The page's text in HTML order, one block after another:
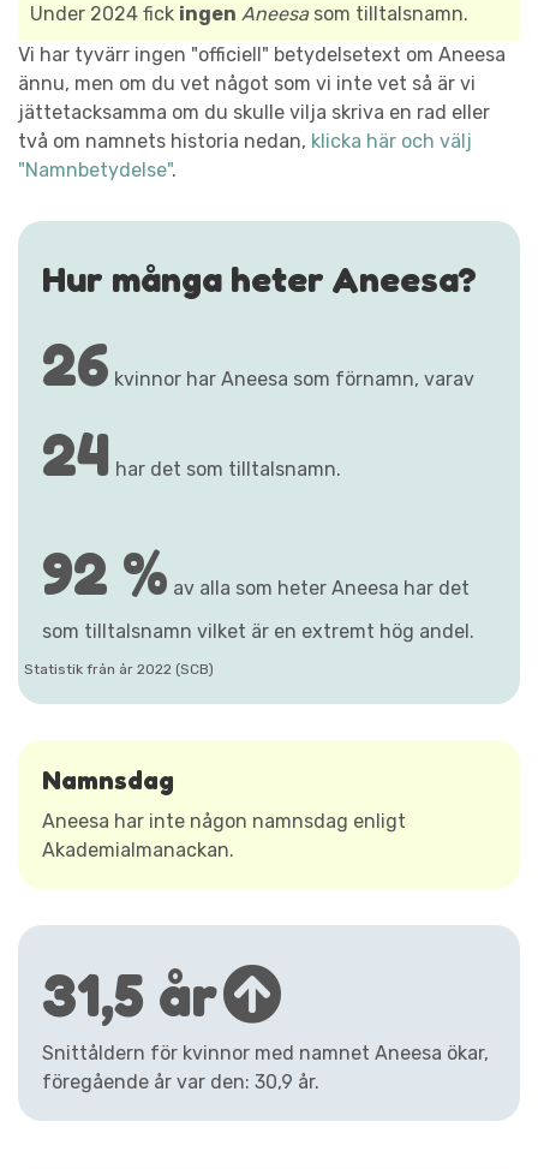
Under 2024 fick ingen Aneesasom tilltalsnamn.
Vi har tyvärr ingen "officiell" betydelsetext om Aneesa
ännu, men om du vet något som vi inte vet så är vi
jättetacksamma om du skulle vilja skriva en rad eller
två om namnets historia nedan, klicka här och välj
"Namnbetydelse".
Hur många heter Aneesa?
26 kvinnor har Aneesa som förnamn, varav
24 har det som tilltalsnamn.
92 % av alla som heter Aneesa har det
som tilltalsnamn vilket är en extremt hög andel.
Statistik från år 2022 (SCB)
Namnsdag
Aneesa har inte någon namnsdag enligt
Akademialmanackan.
31,5 år
Snittåldern för kvinnor med namnet Aneesa ökar,
föregående år var den: 30,9 år.